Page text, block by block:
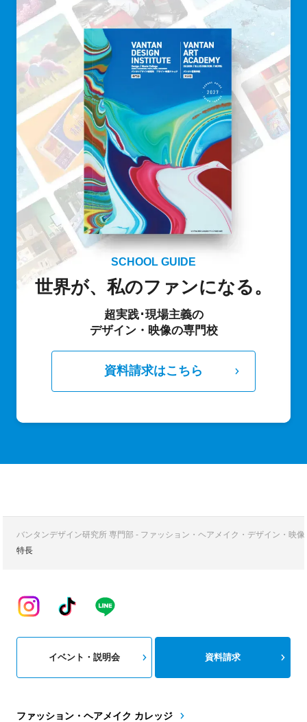
SCHOOL GUIDE
世界が、私のファンになる。
超実践･現場主義の
デザイン・映像の専門校
資料請求はこちら
バンタンデザイン研究所 専門部 - ファッション・ヘアメイク・デザイン・映
特長
ファッション・ヘアメイク カレッジ
イベント・説明会 資料請求